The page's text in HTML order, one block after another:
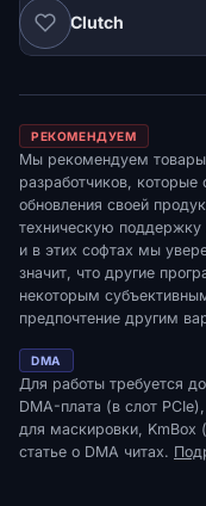
DMA Clutch
РЕКОМЕНДУЕМ
Мы рекомендуем товары
разработчиков,
обновления своей
техническую поддержку
и в этих софтах мы
значит, что другие
некоторым
предпочтение другим
DMA
Для работы требуется
DMA-плата (в слот
для маскировки, KmBox
статье о DMA читах.